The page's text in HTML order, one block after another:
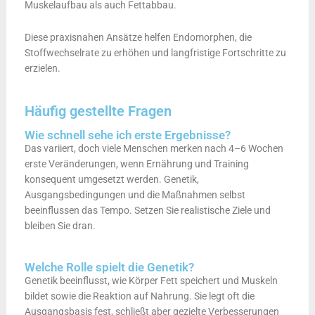
Muskelaufbau als auch Fettabbau.
Diese praxisnahen Ansätze helfen Endomorphen, die
Stoffwechselrate zu erhöhen und langfristige Fortschritte zu
erzielen.
Häufig gestellte Fragen
Wie schnell sehe ich erste Ergebnisse?
Das variiert, doch viele Menschen merken nach 4–6 Wochen
erste Veränderungen, wenn Ernährung und Training
konsequent umgesetzt werden. Genetik,
Ausgangsbedingungen und die Maßnahmen selbst
beeinflussen das Tempo. Setzen Sie realistische Ziele und
bleiben Sie dran.
Welche Rolle spielt die Genetik?
Genetik beeinflusst, wie Körper Fett speichert und Muskeln
bildet sowie die Reaktion auf Nahrung. Sie legt oft die
Ausgangsbasis fest, schließt aber gezielte Verbesserungen